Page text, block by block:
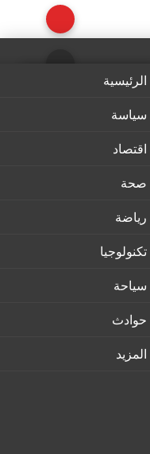
الرئيسية
سياسة
اقتصاد
صحة
رياضة
تكنولوجيا
سياحة
حوادث
المزيد